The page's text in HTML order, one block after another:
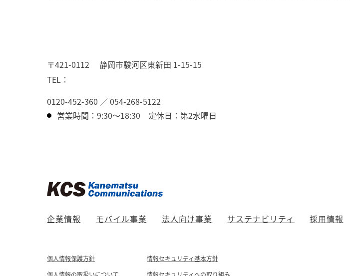
〒421-0112
静岡市駿河区東新田 1-15-15
TEL：
0120-452-360 ／054-268-5122
営業時間：9:30～18:30 定休日：第2水曜日
企業情報 モバイル事業 法人向け事業 サステナビリティ 採用情報
個人情報保護方針
情報セキュリティ基本方針
個人情報の取扱いについて
情報セキュリティへの取り組み